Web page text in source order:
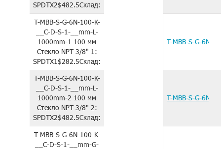
SPDTX2$482.5Склад:
T-MBB-S-G-6N-100-K-
__C-D-S-1-__mm-L-
1000mm-1 100 мм
СтеклоNPT 3/8" 1:
SPDTX1$282.5Склад:
T-MBB-S-G-6N-
T-MBB-S-G-6N-100-K-
__C-D-S-1-__mm-L-
1000mm-2 100 мм
СтеклоNPT 3/8" 2:
SPDTX2$482.5Склад:
T-MBB-S-G-6N-
T-MBB-S-G-6N-100-K-
__C-D-S-1-__mm-G-